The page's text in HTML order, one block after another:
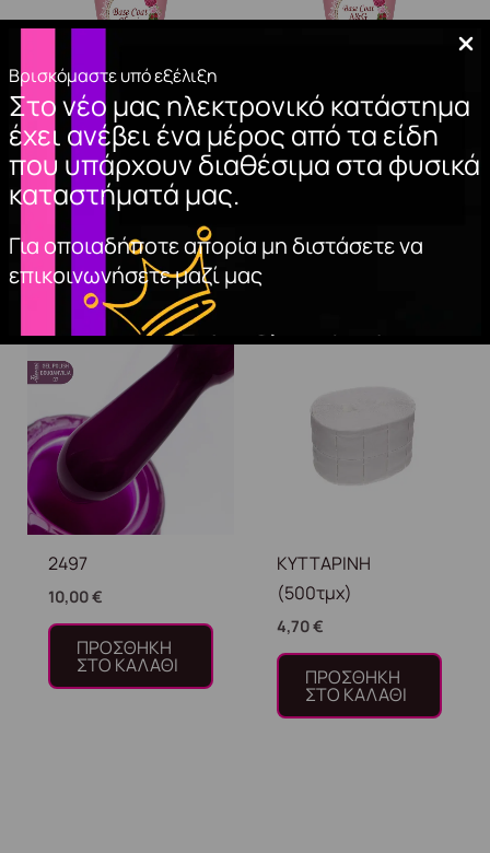
Βρισκόμαστε υπό εξέλιξη
Στο νέο μας ηλεκτρονικό κατάστημα
έχει ανέβει ένα μέρος από τα είδη
που υπάρχουν διαθέσιμα στα φυσικά
καταστήματά μας.
Για οποιαδήποτε απορία μη διστάσετε να
επικοινωνήσετε μαζί μας
BASE COAT CLASSIC
15ml.
10,00€
ΠΡΟΣΘΉΚΗ
ΣΤΟ ΚΑΛΆΘΙ
BASE COAT A&G
HYBRID 15ml.
10,00€
ΣΤΟ ΚΑΛΆΘΙ
2497
10,00€
ΠΡΟΣΘΉΚΗ
ΣΤΟ ΚΑΛΆΘΙ
ΚΥΤΤΑΡΙΝΗ
(500τμχ)
4,70€
ΠΡΟΣΘΉΚΗ
ΣΤΟ ΚΑΛΆΘΙ